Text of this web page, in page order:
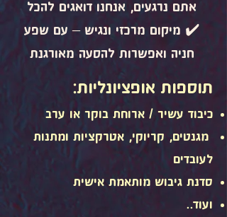
אתם נרגעים, אנחנו דואגים להכל
✔️ מיקום מרכזי ונגיש – עם שפע
חניה ואפשרות להסעה מאורגנת
תוספות אופציונליות:
כיבוד עשיר / ארוחת בוקר או ערב
מגנטים, קריוקי, אטרקציות ומתנות
לעובדים
סדנת גיבוש מותאמת אישית
ועוד..